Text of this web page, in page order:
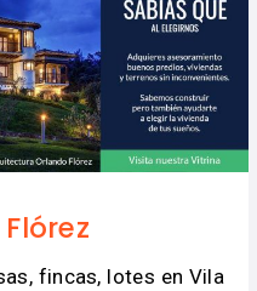
fincas, lotes en Vila